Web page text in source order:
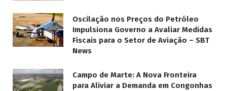
Oscilação nos Preços do Petróleo
Impulsiona Governo a Avaliar Medidas
Fiscais para o Setor de Aviação – SBT
News
Campo de Marte: A Nova Fronteira
para Aliviar a Demanda em Congonhas